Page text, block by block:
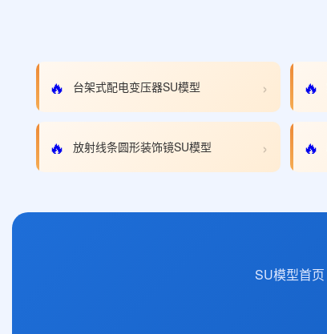
🔥 台架式配电变压器SU模型 › 🔥
🔥 放射线条圆形装饰镜SU模型 › 🔥
SU模型首页